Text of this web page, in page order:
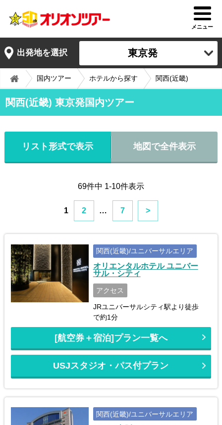
メニュー
出発地を選択 東京発
国内ツアー ホテルから探す 関西(近畿)
関西(近畿) 東京発国内ツアー
リスト形式で表示 地図で全件表示
69件中 1-10件表示
1 2 … 7 >
関西(近畿)/ユニバーサルエリア
オリエンタルホテル ユニバー
サル・シティ
アクセス
JRユニバーサルシティ駅より徒歩
で約1分
[航空券＋宿泊]プラン一覧へ
USJスタジオ・パス付プラン
関西(近畿)/ユニバーサルエリア